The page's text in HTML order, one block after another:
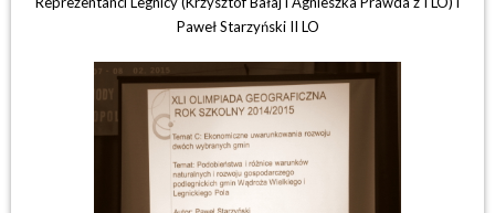
Paweł Starzyński II LO